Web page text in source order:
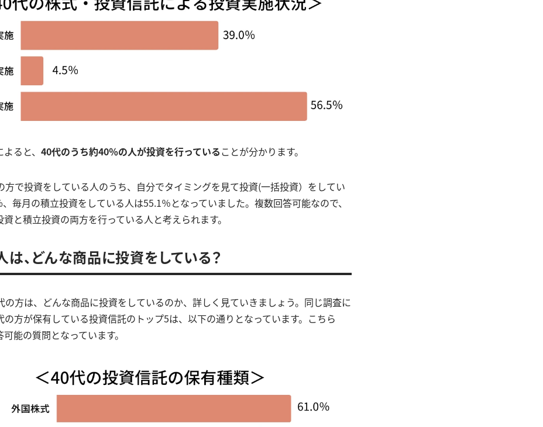
ると、 40代のうち約40％の人が投資を行っていることが分かります。
方で投資をしている人のうち、自分でタイミングを見て投資(一括投資）をしてい
毎月の積立投資をしている人は55.1％となっていました。複数回答可能なので、
と積立投資の両方を行っている人と考えられます。
、どんな商品に投資をしている？
の方は、どんな商品に投資をしているのか、詳しく見ていきましょう。同じ調査に
の方が保有している投資信託のトップ5は、以下の通りとなっています。こちら
能の質問となっています。